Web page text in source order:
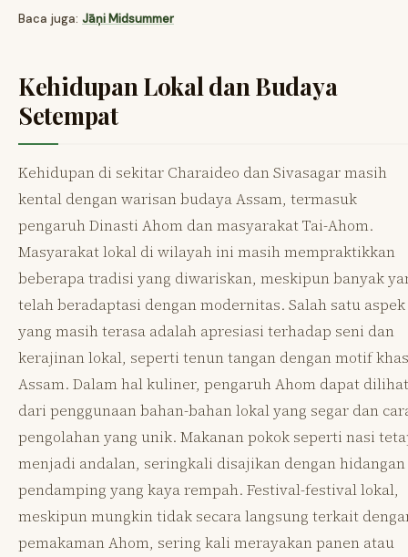
Baca juga: Jāņi Midsummer
Kehidupan Lokal dan Budaya
Setempat
Kehidupan di sekitar Charaideo dan Sivasagar masih
kental dengan warisan budaya Assam, termasuk
pengaruh Dinasti Ahom dan masyarakat Tai-Ahom.
Masyarakat lokal di wilayah ini masih mempraktikkan
beberapa tradisi yang diwariskan, meskipun banyak
telah beradaptasi dengan modernitas. Salah satu aspek
yang masih terasa adalah apresiasi terhadap seni dan
kerajinan lokal, seperti tenun tangan dengan motif khas
Assam. Dalam hal kuliner, pengaruh Ahom dapat dilihat
dari penggunaan bahan-bahan lokal yang segar dan
pengolahan yang unik. Makanan pokok seperti nasi
menjadi andalan, seringkali disajikan dengan hidangan
pendamping yang kaya rempah. Festival-festival lokal,
meskipun mungkin tidak secara langsung terkait
pemakaman Ahom, sering kali merayakan panen atau